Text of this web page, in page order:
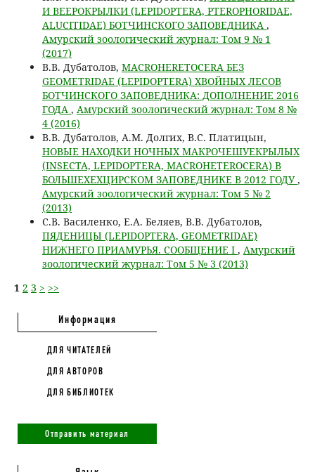
И ВЕЕРОКРЫЛКИ (LEPIDOPTERA, PTEROPHORIDAE,
ALUCITIDAE) БОТЧИНСКОГО ЗАПОВЕДНИКА ,
Амурский зоологический журнал: Том 9 № 1
(2017)
В.В. Дубатолов, MACROHERETOCERA БЕЗ
GEOMETRIDAE (LEPIDOPTERA) ХВОЙНЫХ ЛЕСОВ
БОТЧИНСКОГО ЗАПОВЕДНИКА: ДОПОЛНЕНИЕ 2016
ГОДА , Амурский зоологический журнал: Том 8 №
4 (2016)
В.В. Дубатолов, А.М. Долгих, В.С. Платицын,
НОВЫЕ НАХОДКИ НОЧНЫХ МАКРОЧЕШУЕКРЫЛЫХ
(INSECTA, LEPIDOPTERA, MACROHETEROCERA) В
БОЛЬШЕХЕХЦИРСКОМ ЗАПОВЕДНИКЕ В 2012 ГОДУ,
Амурский зоологический журнал: Том 5 № 2
(2013)
C.В. Василенко, Е.А. Беляев, В.В. Дубатолов,
ПЯДЕНИЦЫ (LEPIDOPTERA, GEOMETRIDAE)
НИЖНЕГО ПРИАМУРЬЯ. СООБЩЕНИЕ I , Амурский
зоологический журнал: Том 5 № 3 (2013)
1 2 3 > >>
Информация
ДЛЯ ЧИТАТЕЛЕЙ
ДЛЯ АВТОРОВ
ДЛЯ БИБЛИОТЕК
Отправить материал